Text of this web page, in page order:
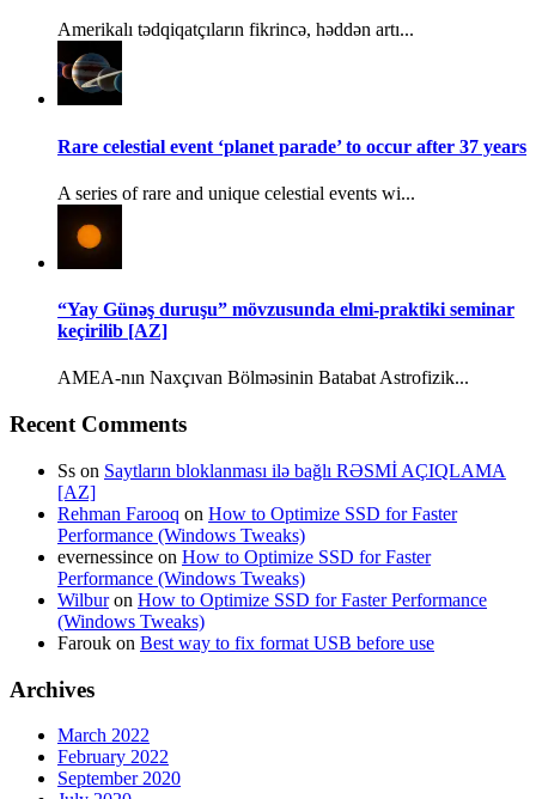
Amerikalı tədqiqatçıların fikrincə, həddən artı...
Rare celestial event ‘planet parade’ to occur after 37 years
A series of rare and unique celestial events wi...
“Yay Günəş duruşu” mövzusunda elmi-praktiki seminar
keçirilib [AZ]
AMEA-nın Naxçıvan Bölməsinin Batabat Astrofizik...
Recent Comments
Ss on Saytların bloklanması ilə bağlı RƏSMİ AÇIQLAMA
[AZ]
Rehman Farooq on How to Optimize SSD for Faster
Performance (Windows Tweaks)
evernessince on How to Optimize SSD for Faster
Performance (Windows Tweaks)
Wilburon How to Optimize SSD for Faster Performance
(Windows Tweaks)
Farouk on Best way to fix format USB before use
Archives
March 2022
February 2022
September 2020